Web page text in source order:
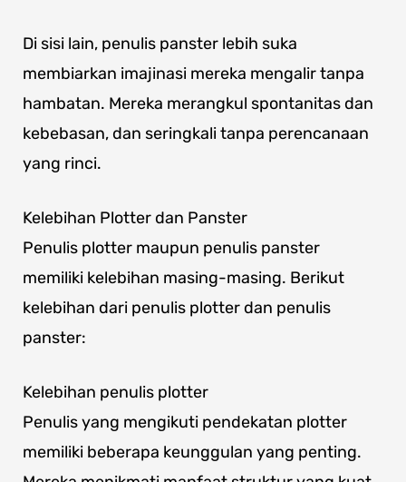
Di sisi lain, penulis panster lebih suka
membiarkan imajinasi mereka mengalir tanpa
hambatan. Mereka merangkul spontanitas dan
kebebasan, dan seringkali tanpa perencanaan
yang rinci.
Kelebihan Plotter dan Panster
Penulis plotter maupun penulis panster
memiliki kelebihan masing-masing. Berikut
kelebihan dari penulis plotter dan penulis
panster:
Kelebihan penulis plotter
Penulis yang mengikuti pendekatan plotter
memiliki beberapa keunggulan yang penting.